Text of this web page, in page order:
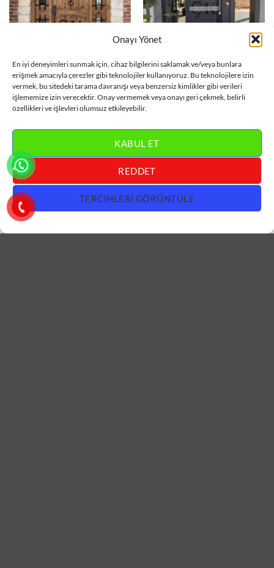
Onayı Yönet
En iyi deneyimleri sunmak için, cihaz bilgilerini saklamak ve/veya bunlara
erişmek amacıyla çerezler gibi teknolojiler kullanıyoruz. Bu teknolojilere izin
vermek, bu sitedeki tarama davranışı veya benzersiz kimlikler gibi verileri
işlememize izin verecektir. Onay vermemek veya onayı geri çekmek, belirli
özellikleri ve işlevleri olumsuz etkileyebilir.
KABUL ET
REDDET
TERCIHLERI GÖRÜNTÜLE
VILLA KAPISI
Ferforje Detaylı Ahşap Villa
Kapısı ÇK0381
DEVAMINI OKU
VILLA KAPISI
Aynalı Gri Villa Kapısı
ÇK0380